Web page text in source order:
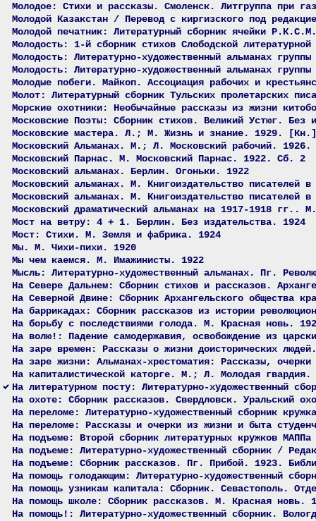
Молодое: Стихи и рассказы. Смоленск. Литгруппа при
Молодой Казакстан / Перевод с киргизского под
Молодой печатник: Литературный сборник ячейки
Молодость: 1-й сборник стихов Слободской
Молодость: Литературно-художественный альманах
Молодость: Литературно-художественный альманах
Молодые побеги. Майкоп. Ассоциация рабочих и
Молот: Литературный сборник Тульских пролетарских
Морские охотники: Необычайные рассказы из жизни
Московские Поэты: Сборник стихов. Великий Устюг. Без
Московские мастера. Л.; М. Жизнь и знание. 1929.
Московский Альманах. М.; Л. Московский рабочий.
Московский Парнас. М. Московский Парнас. 1922. Сб. 2
Московский альманах. Берлин. Огоньки. 1922
Московский альманах. М. Книгоиздательство
Московский альманах. М. Книгоиздательство
Московский драматический альманах на 1917-1918 гг..
Мост на ветру: 4 + 1. Берлин. Без издательства. 1924
Мост: Стихи. М. Земля и фабрика. 1924
Мы. М. Чихи-пихи. 1920
Мы чем каемся. М. Имажинисты. 1922
Мысль: Литературно-художественный альманах. Пг.
На Севере Дальнем: Сборник стихов и рассказов.
На Северной Двине: Сборник Архангельского общества
На баррикадах: Сборник рассказов из истории
На борьбу с последствиями голода. М. Красная новь.
На волю!: Падение самодержавия, освобождение из
На заре времен: Рассказы о жизни доисторических
На заре жизни: Альманах-хрестоматия: Рассказы,
На капиталистической каторге. М.; Л. Молодая
На литературном посту: Литературно-художественный
На охоте: Сборник рассказов. Свердловск. Уральский
На переломе: Литературно-художественный сборник
На переломе: Рассказы и очерки из жизни и быта
На подъеме: Второй сборник литературных кружков
На подъеме: Литературно-художественный сборник /
На подъеме: Сборник рассказов. Пг. Прибой. 1923.
На помощь голодающим: Литературно-художественный
На помощь узникам капитала: Сборник. Севастополь.
На помощь школе: Сборник рассказов. М. Красная новь.
На помощь!: Литературно-художественный сборник.